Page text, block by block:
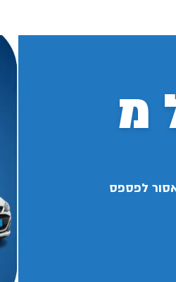
מ
לפספס